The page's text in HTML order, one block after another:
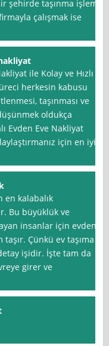
şehirde taşınma işlemi
çalışmak ise
ile Kolay ve Hızlı
herkesin kabusu
taşınması ve
oldukça
Evden Eve Nakliyat
için en iyi
en kalabalık
Bu büyüklük ve
insanlar için evden
Çünkü ev taşıma
işidir. İşte tam da
girer ve